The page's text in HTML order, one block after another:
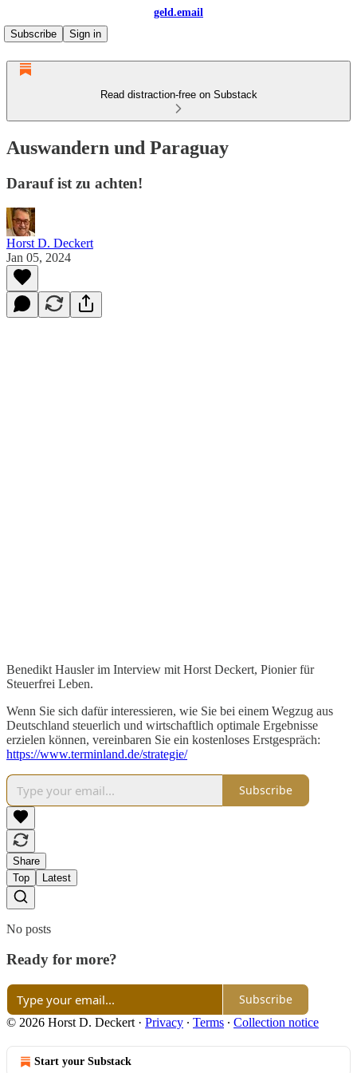
geld.email
Subscribe
Sign in
Read distraction-free on Substack
Auswandern und Paraguay
Darauf ist zu achten!
Horst D. Deckert
Jan 05, 2024
Benedikt Hausler im Interview mit Horst Deckert, Pionier für
Steuerfrei Leben.
Wenn Sie sich dafür interessieren, wie Sie bei einem Wegzug aus
Deutschland steuerlich und wirtschaftlich optimale Ergebnisse
erzielen können, vereinbaren Sie ein kostenloses Erstgespräch:
https://www.terminland.de/strategie/
Subscribe
Share
Top
Latest
No posts
Ready for more?
Subscribe
© 2026 Horst D. Deckert · Privacy ∙ Terms ∙ Collection notice
Start your Substack